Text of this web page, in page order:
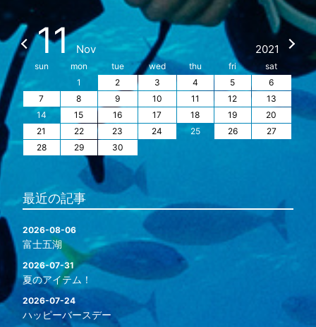
11 Nov 2021
sun mon tue wed thu fri
sat
1
2 3 4 5
6
7
8 9 10 11 12
13
14
15 16 17 18 19
20
21
22 23 24 25 26
27
28
29 30
最近の記事
2026-08-06
富士五湖
2026-07-31
夏のアイテム！
2026-07-24
ハッピーバースデー